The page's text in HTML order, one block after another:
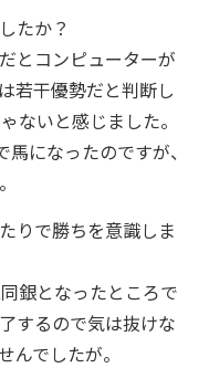
たか？
コンピューターが
若干優勢だと判断し
ないと感じました。
になったのですが、
りで勝ちを意識しま
となったところで
するので気は抜けな
んでしたが。